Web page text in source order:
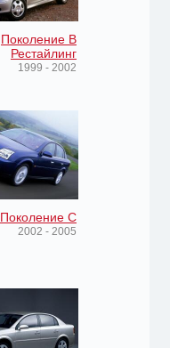
Поколение B
Рестайлинг
1999 - 2002
Поколение C
2002 - 2005